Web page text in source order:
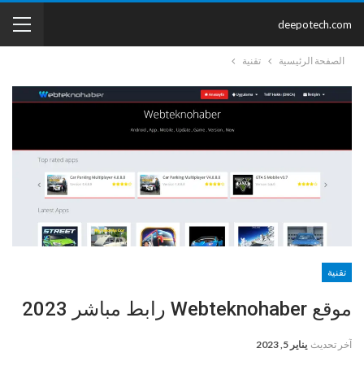
deepotech.com
الصفحة الرئيسية تقنية
تقنية
موقع Webteknohaber رابط مباشر 2023
آخر تحديث يناير 5, 2023